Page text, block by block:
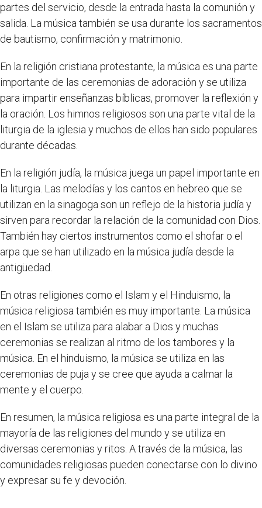
partes del servicio, desde la entrada hasta la comunión y
salida. La música también se usa durante los sacramentos
de bautismo, confirmación y matrimonio.
En la religión cristiana protestante, la música es una parte
importante de las ceremonias de adoración y se utiliza
para impartir enseñanzas bíblicas, promover la reflexión y
la oración. Los himnos religiosos son una parte vital de la
liturgia de la iglesia y muchos de ellos han sido populares
durante décadas.
En la religión judía, la música juega un papel importante en
la liturgia. Las melodías y los cantos en hebreo que se
utilizan en la sinagoga son un reflejo de la historia judía y
sirven para recordar la relación de la comunidad con Dios.
También hay ciertos instrumentos como el shofar o el
arpa que se han utilizado en la música judía desde la
antigüedad.
En otras religiones como el Islam y el Hinduismo, la
música religiosa también es muy importante. La música
en el Islam se utiliza para alabar a Dios y muchas
ceremonias se realizan al ritmo de los tambores y la
música. En el hinduismo, la música se utiliza en las
ceremonias de puja y se cree que ayuda a calmar la
mente y el cuerpo.
En resumen, la música religiosa es una parte integral de la
mayoría de las religiones del mundo y se utiliza en
diversas ceremonias y ritos. A través de la música, las
comunidades religiosas pueden conectarse con lo divino
y expresar su fe y devoción.